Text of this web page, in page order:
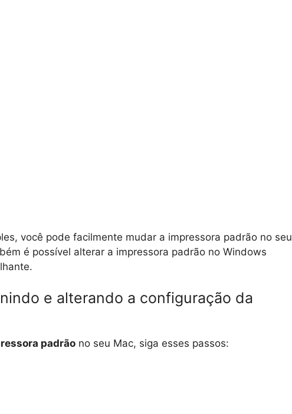
você pode facilmente mudar a impressora padrão no seu
é possível alterar a impressora padrão no Windows
e alterando a configuração da
padrão no seu Mac, siga esses passos: